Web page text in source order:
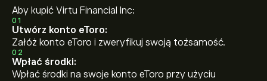
Aby kupić Virtu Financial Inc:
01
Utwórz konto eToro:
Załóż konto eToro i zweryfikuj swoją tożsamość.
02
Wpłać środki:
Wpłać środki na swoje konto eToro przy użyciu